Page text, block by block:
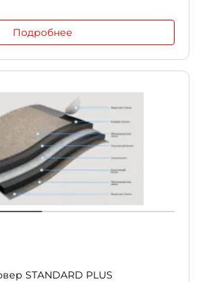
Подробнее
STANDARD PLUS